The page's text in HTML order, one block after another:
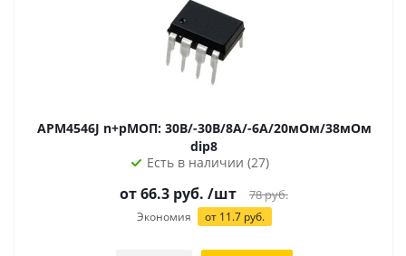
APM4546J n+pМОП: 30В/-30В/8А/-6А/20мОм/38мОм
dip8
Есть в наличии (27)
от 66.3 руб. /шт 78руб.
Экономия от 11.7 руб.